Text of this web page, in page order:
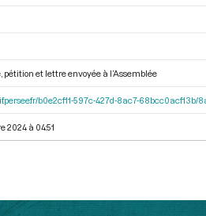
pétition et lettre envoyée à l’Assemblée
b0e2cf11-597c-427d-8ac7-
2024 à 04:51